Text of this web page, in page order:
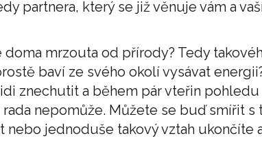
partnera, který se již věnuje vám a
doma mrzouta od přírody? Tedy
baví ze svého okolí vysávat
znechutit a během pár vteřin pohledu
nepomůže. Můžete se buď smířit s
nebo jednoduše takový vztah ukončíte